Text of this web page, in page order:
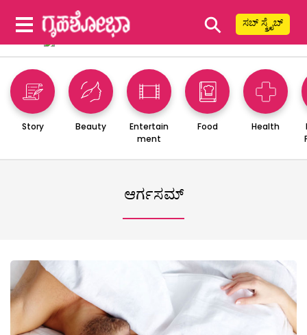
⚲ ಸಬ್ ಸ್ಕ್ರೈಬ್
Story Beauty
Entertain
ment
Food Health
ಆರ್ಗಸಮ್